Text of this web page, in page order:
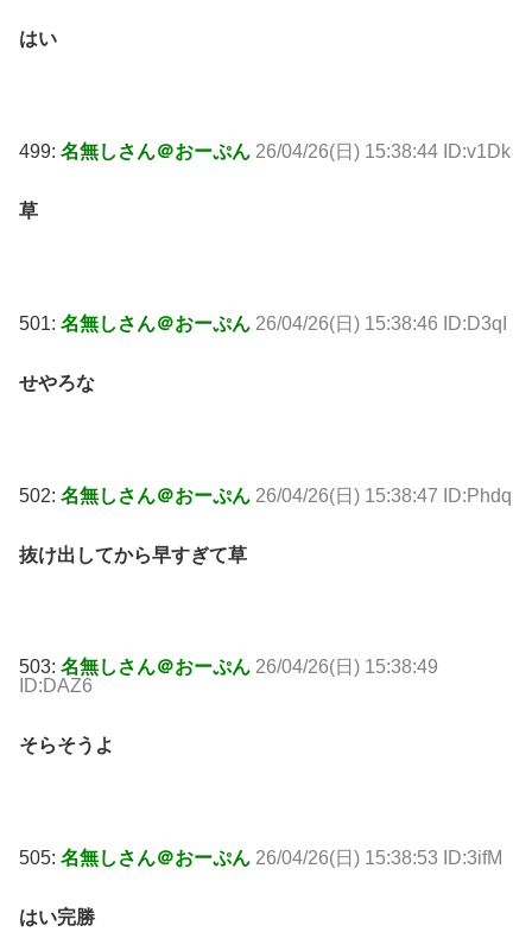
はい
499: 名無しさん＠おーぷん 26/04/26(日) 15:38:44 ID:v1Dk
草
501: 名無しさん＠おーぷん 26/04/26(日) 15:38:46 ID:D3qI
せやろな
502: 名無しさん＠おーぷん 26/04/26(日) 15:38:47 ID:Phdq
抜け出してから早すぎて草
503: 名無しさん＠おーぷん 26/04/26(日) 15:38:49
ID:DAZ6
そらそうよ
505: 名無しさん＠おーぷん 26/04/26(日) 15:38:53 ID:3ifM
はい完勝